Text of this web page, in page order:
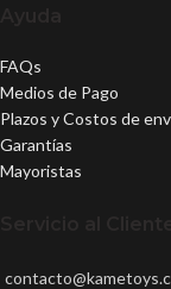
FAQs
Medios de Pago
Plazos y Costos de
Garantías
Mayoristas